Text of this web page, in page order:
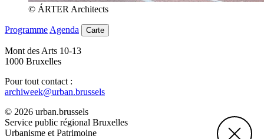
© ÁRTER Architects
Programme Agenda Carte
Mont des Arts 10-13
1000 Bruxelles
Pour tout contact :
archiweek@urban.brussels
© 2026 urban.brussels
Service public régional Bruxelles
Urbanisme et Patrimoine